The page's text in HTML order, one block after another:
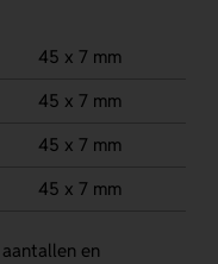
45 x 7 mm
45 x 7 mm
45 x 7 mm
45 x 7 mm
en